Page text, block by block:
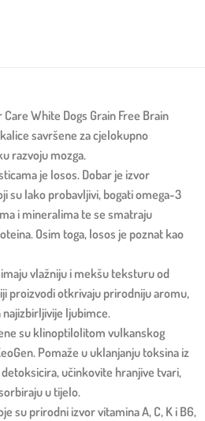
White Dogs Grain Free Brain
savršene za cjelokupno
razvoju mozga.
je losos. Dobar je izvor
su lako probavljivi, bogati omega-3
i mineralima te se smatraju
Osim toga, losos je poznat kao
vlažniju i mekšu teksturu od
proizvodi otkrivaju prirodniju aromu,
ljubimce.
su klinoptilolitom vulkanskog
Pomaže u uklanjanju toksina iz
učinkovite hranjive tvari,
u tijelo.
su prirodni izvor vitamina A, C, K i B6,